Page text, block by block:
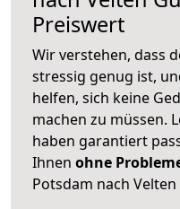
Preiswert
Wir verstehen, dass
stressig genug ist,
helfen, sich keine
machen zu müssen.
haben garantiert
Ihnen ohne
Potsdam nach